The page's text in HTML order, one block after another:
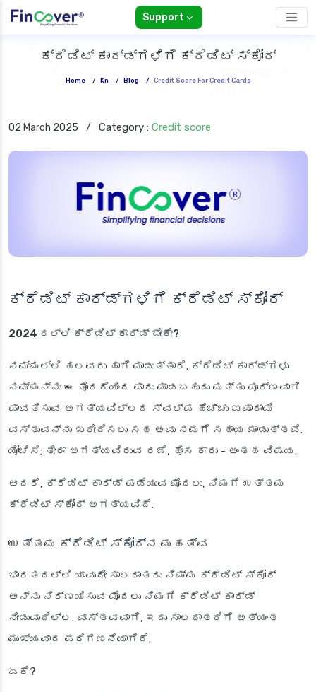
Support
ಕ್ರೆಡಿಟ್ ಕಾರ್ಡ್‌ಗಳಿಗೆ ಕ್ರೆಡಿಟ್ ಸ್ಕೋರ್
Home / Kn / Blog / Credit Score For Credit Cards
02 March 2025 / Category : Credit score
ಕ್ರೆಡಿಟ್ ಕಾರ್ಡ್‌ಗಳಿಗೆ ಕ್ರೆಡಿಟ್ ಸ್ಕೋರ್
2024 ರಲ್ಲಿ ಕ್ರೆಡಿಟ್ ಕಾರ್ಡ್ ಬೇಕೇ?
ನಮ್ಮಲ್ಲಿ ಹಲವರು ಹಾಗೆ ಮಾಡುತ್ತಾರೆ. ಕ್ರೆಡಿಟ್ ಕಾರ್ಡ್‌ಗಳು
ನಮ್ಮನ್ನು ಈ ತೊಂದರೆಯಿಂದ ಪಾರು ಮಾಡಬಹುದು ಮತ್ತು ಪೂರ್ಣವಾಗಿ
ಪಾವತಿಸುವ ಅಗತ್ಯವಿಲ್ಲದ ಸ್ವಲ್ಪ ಹೆಚ್ಚು ಐಷಾರಾಮಿ
ವಸ್ತುವನ್ನು ಖರೀದಿಸಲು ಸಹ ಅವು ನಮಗೆ ಸಹಾಯ ಮಾಡುತ್ತವೆ.
ಯೋಚಿಸಿ: ತೀರಾ ಅಗತ್ಯವಿರುವ ರಜೆ, ಹೊಸ ಕಾರು - ಅಂತಹ ವಿಷಯ.
ಆದರೆ, ಕ್ರೆಡಿಟ್ ಕಾರ್ಡ್ ಪಡೆಯುವ ಮೊದಲು, ನಿಮಗೆ ಉತ್ತಮ
ಕ್ರೆಡಿಟ್ ಸ್ಕೋರ್ ಅಗತ್ಯವಿದೆ.
ಉತ್ತಮ ಕ್ರೆಡಿಟ್ ಸ್ಕೋರ್‌ನ ಮಹತ್ವ
ಭಾರತದಲ್ಲಿ ಯಾವುದೇ ಸಾಲದಾತರು ನಿಮ್ಮ ಕ್ರೆಡಿಟ್ ಸ್ಕೋರ್
ಅನ್ನು ನಿರ್ಣಯಿಸುವ ಮೊದಲು ನಿಮಗೆ ಕ್ರೆಡಿಟ್ ಕಾರ್ಡ್
ನೀಡುವುದಿಲ್ಲ. ವಾಸ್ತವವಾಗಿ, ಇದು ಸಾಲದಾತರಿಗೆ ಅತ್ಯಂತ
ಮುಖ್ಯವಾದ ಪರಿಗಣನೆಯಾಗಿದೆ.
ಏಕೆ?